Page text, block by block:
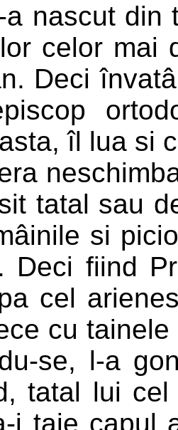
nascut din
celor mai
Deci
îl lua si
tatal sau
si
Deci fiind
cel
cu
se, l-a
tatal lui
i taie capul